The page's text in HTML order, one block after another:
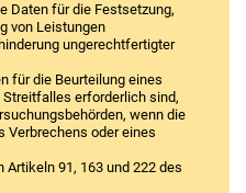
Daten für die Festsetzung,
von Leistungen
ungerechtfertigter
für die Beurteilung eines
erforderlich sind,
wenn die
Verbrechens oder eines
Artikeln 91, 163 und 222 des